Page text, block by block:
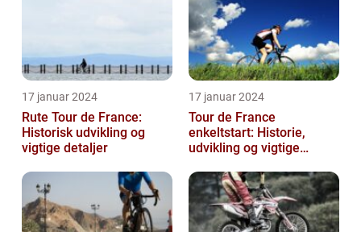
17 januar 2024
Rute Tour de France:
Historisk udvikling og
vigtige detaljer
17 januar 2024
Tour de France
enkeltstart: Historie,
udvikling og vigtige